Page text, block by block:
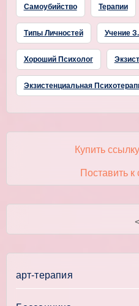
Самоубийство Терапии
Типы Личностей Учение
Хороший Психолог
Экзистенциальная
Купить
Поставить к
арт-терапия